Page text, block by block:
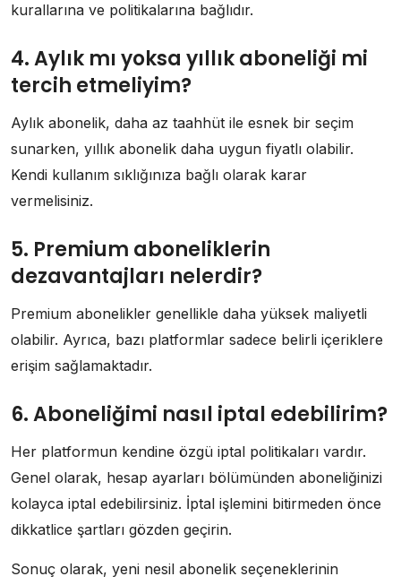
kurallarına ve politikalarına bağlıdır.
4. Aylık mı yoksa yıllık aboneliği mi
tercih etmeliyim?
Aylık abonelik, daha az taahhüt ile esnek bir seçim
sunarken, yıllık abonelik daha uygun fiyatlı olabilir.
Kendi kullanım sıklığınıza bağlı olarak karar
vermelisiniz.
5. Premium aboneliklerin
dezavantajları nelerdir?
Premium abonelikler genellikle daha yüksek maliyetli
olabilir. Ayrıca, bazı platformlar sadece belirli içeriklere
erişim sağlamaktadır.
6. Aboneliğimi nasıl iptal edebilirim?
Her platformun kendine özgü iptal politikaları vardır.
Genel olarak, hesap ayarları bölümünden aboneliğinizi
kolayca iptal edebilirsiniz. İptal işlemini bitirmeden önce
dikkatlice şartları gözden geçirin.
Sonuç olarak, yeni nesil abonelik seçeneklerinin